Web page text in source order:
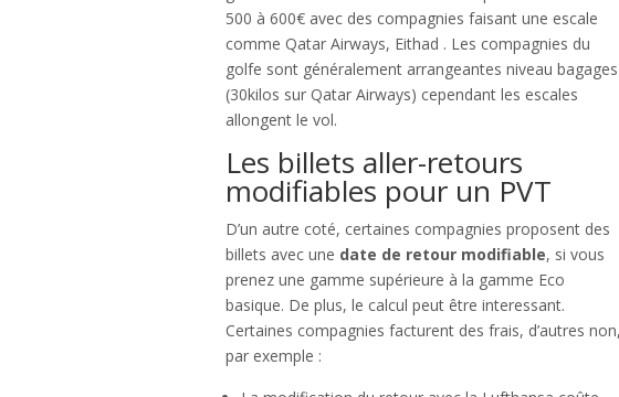
500 à 600€ avec des compagnies faisant une escale
comme Qatar Airways, Eithad . Les compagnies du
golfe sont généralement arrangeantes niveau bagages
(30kilos sur Qatar Airways) cependant les escales
allongent le vol.
Les billets aller-retours
modifiables pour un PVT
D’un autre coté, certaines compagnies proposent des
billets avec une date de retour modifiable, si vous
prenez une gamme supérieure à la gamme Eco
basique. De plus, le calcul peut être interessant.
Certaines compagnies facturent des frais, d’autres non,
par exemple :